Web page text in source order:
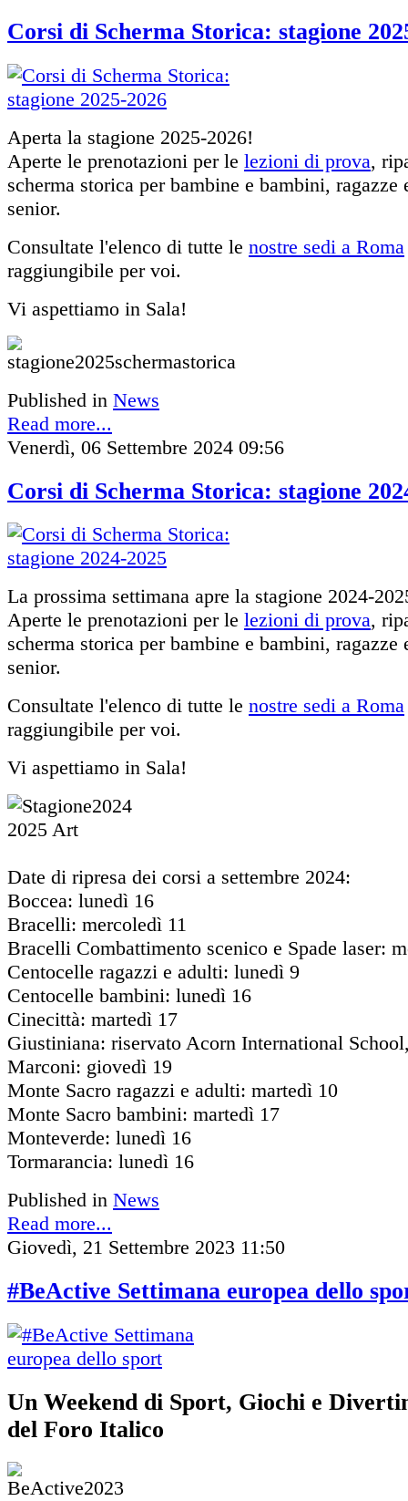
Corsi di Scherma Storica: stagione
Aperta la stagione 2025-2026!
Aperte le prenotazioni per le lezioni di prova,
scherma storica per bambine e bambini, ragazze
senior.
Consultate l'elenco di tutte le nostre sedi a Roma
raggiungibile per voi.
Vi aspettiamo in Sala!
Published in News
Read more...
Venerdì, 06 Settembre 2024 09:56
Corsi di Scherma Storica: stagione
La prossima settimana apre la stagione 2024-
Aperte le prenotazioni per le lezioni di prova,
scherma storica per bambine e bambini, ragazze
senior.
Consultate l'elenco di tutte le nostre sedi a Roma
raggiungibile per voi.
Vi aspettiamo in Sala!
Date di ripresa dei corsi a settembre 2024:
Boccea: lunedì 16
Bracelli: mercoledì 11
Bracelli Combattimento scenico e Spade laser:
Centocelle ragazzi e adulti: lunedì 9
Centocelle bambini: lunedì 16
Cinecittà: martedì 17
Giustiniana: riservato Acorn International
Marconi: giovedì 19
Monte Sacro ragazzi e adulti: martedì 10
Monte Sacro bambini: martedì 17
Monteverde: lunedì 16
Tormarancia: lunedì 16
Published in News
Read more...
Giovedì, 21 Settembre 2023 11:50
#BeActive Settimana europea dello
Un Weekend di Sport, Giochi e
del Foro Italico